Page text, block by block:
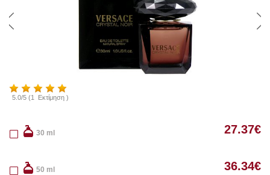
5.0/5 (1 Εκτίμηση )
30 ml 27.37€
50 ml 36.34€